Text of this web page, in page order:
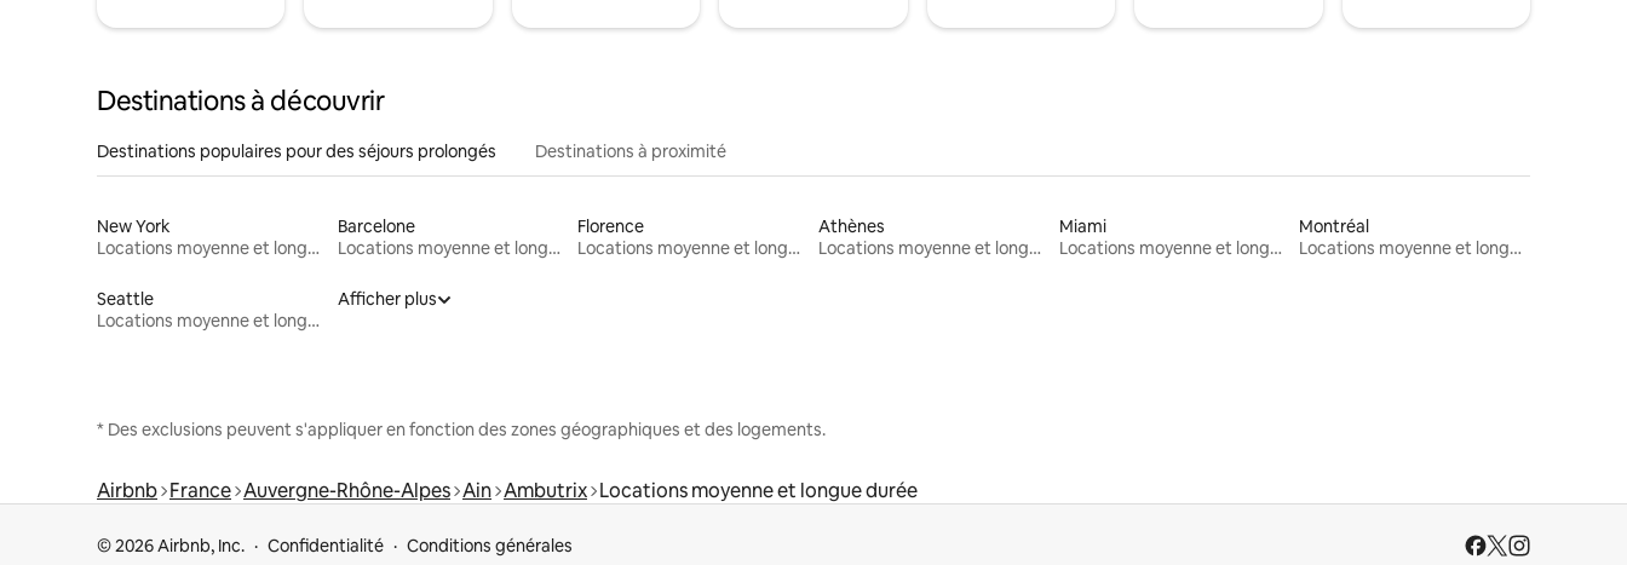
Destinations à découvrir
Destinations populaires pour des séjours prolongés Destinations à proximité
New York
Locations moyenne et longue durée
Barcelone
Locations moyenne et longue durée
Florence
Locations moyenne et longue durée
Athènes
Locations moyenne et longue durée
Miami
Locations moyenne et longue durée
Montréal
Locations moyenne et longue durée
Seattle
Locations moyenne et longue durée
Afficher plus
* Des exclusions peuvent s'appliquer en fonction des zones géographiques et des logements.
Airbnb France Auvergne-Rhône-Alpes Ain Ambutrix Locations moyenne et longue durée
© 2026 Airbnb, Inc. Confidentialité Conditions générales